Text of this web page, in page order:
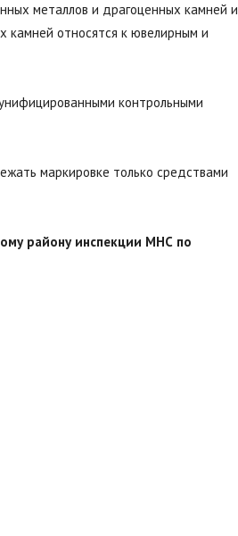
металлов и драгоценных камней и
камней относятся к ювелирным и
контрольными
маркировке только средствами
району инспекции МНС по